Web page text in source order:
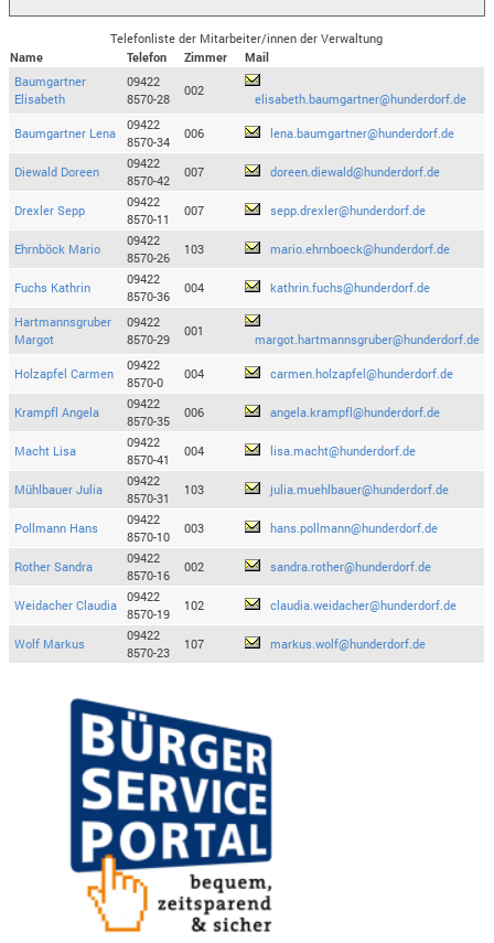
Telefonliste der Mitarbeiter/innen der Verwaltung
Name
Telefon Zimmer
Mail
Baumgartner
Elisabeth
09422
8570-28
002
elisabeth.baumgartner@hunderdorf.de
Baumgartner Lena
09422
8570-34
006 lena.baumgartner@hunderdorf.de
Diewald Doreen
09422
8570-42
007 doreen.diewald@hunderdorf.de
Drexler Sepp
09422
8570-11
007 sepp.drexler@hunderdorf.de
Ehrnböck Mario
09422
8570-26
103 mario.ehrnboeck@hunderdorf.de
Fuchs Kathrin
09422
8570-36
004 kathrin.fuchs@hunderdorf.de
Hartmannsgruber
Margot
09422
8570-29
001
margot.hartmannsgruber@hunderdorf.de
Holzapfel Carmen
09422
8570-0
004 carmen.holzapfel@hunderdorf.de
Krampfl Angela
09422
8570-35
006 angela.krampfl@hunderdorf.de
Macht Lisa
09422
8570-41
004 lisa.macht@hunderdorf.de
Mühlbauer Julia
09422
8570-31
103 julia.muehlbauer@hunderdorf.de
Pollmann Hans
09422
8570-10
003 hans.pollmann@hunderdorf.de
Rother Sandra
09422
8570-16
002 sandra.rother@hunderdorf.de
Weidacher Claudia
09422
8570-19
102 claudia.weidacher@hunderdorf.de
Wolf Markus
09422
8570-23
107 markus.wolf@hunderdorf.de